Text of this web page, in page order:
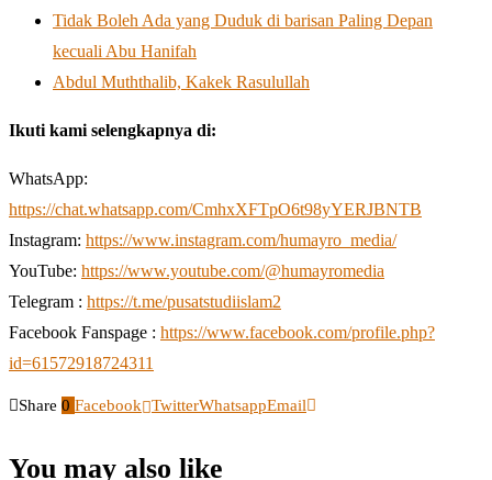
Tidak Boleh Ada yang Duduk di barisan Paling Depan
kecuali Abu Hanifah
Abdul Muththalib, Kakek Rasulullah
Ikuti kami selengkapnya di:
WhatsApp:
https://chat.whatsapp.com/CmhxXFTpO6t98yYERJBNTB
Instagram: https://www.instagram.com/humayro_media/
YouTube: https://www.youtube.com/@humayromedia
Telegram : https://t.me/pusatstudiislam2
Facebook Fanspage : https://www.facebook.com/profile.php?
id=61572918724311
Share 0 Facebook TwitterWhatsappEmail
You may also like